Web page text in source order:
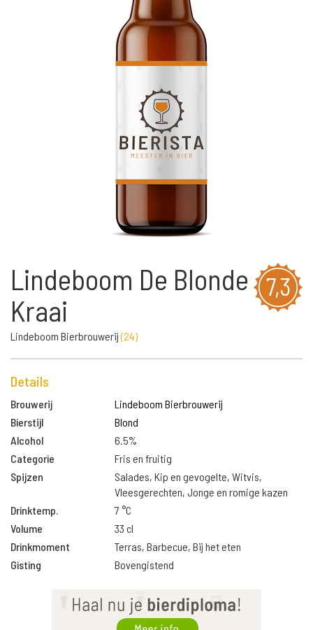
7,3
Lindeboom De Blonde
Kraai
Lindeboom Bierbrouwerij(24)
Details
Brouwerij
Lindeboom Bierbrouwerij
Bierstijl
Blond
Alcohol
6.5%
Categorie
Fris en fruitig
Spijzen
Salades, Kip en gevogelte, Witvis,
Vleesgerechten, Jonge en romige kazen
Drinktemp.
7 °C
Volume
33 cl
Drinkmoment
Terras, Barbecue, Bij het eten
Gisting
Bovengistend